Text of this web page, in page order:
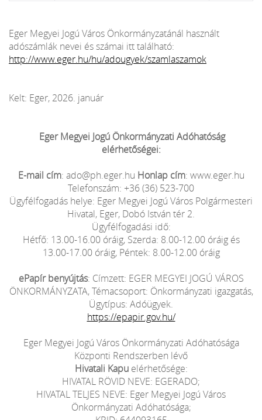
Eger Megyei Jogú Város Önkormányzatánál használt
adószámlák nevei és számai itt található:
http://www.eger.hu/hu/adougyek/szamlaszamok
Kelt: Eger, 2026. január
Eger Megyei Jogú Önkormányzati Adóhatóság
elérhetőségei:
E-mail cím: ado@ph.eger.hu Honlap cím: www.eger.hu
Telefonszám: +36 (36) 523-700
Ügyfélfogadás helye: Eger Megyei Jogú Város Polgármesteri
Hivatal, Eger, Dobó István tér 2.
Ügyfélfogadási idő:
Hétfő: 13.00-16.00 óráig, Szerda: 8.00-12.00 óráig és
13.00-17.00 óráig, Péntek: 8.00-12.00 óráig
ePapír benyújtás: Címzett: EGER MEGYEI JOGÚ VÁROS
ÖNKORMÁNYZATA, Témacsoport: Önkormányzati igazgatás,
Ügytípus: Adóügyek.
https://epapir.gov.hu/
Eger Megyei Jogú Város Önkormányzati Adóhatósága
Központi Rendszerben lévő
Hivatali Kapuelérhetősége:
HIVATAL RÖVID NEVE: EGERADO;
HIVATAL TELJES NEVE: Eger Megyei Jogú Város
Önkormányzati Adóhatósága;